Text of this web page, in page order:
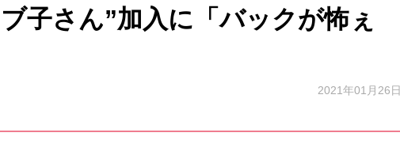
子さん”加入に「バックが怖ぇ
2021年01月26日